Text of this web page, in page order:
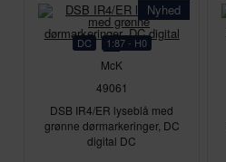
Nyhed
DC 1:87 - H0
McK
49061
DSB IR4/ER lyseblå med
grønne dørmarkeringer, DC
digital DC